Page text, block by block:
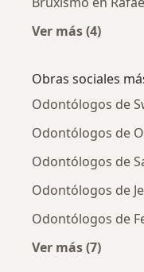
Ver más (4)
Obras sociales
Odontólogos de
Odontólogos de
Odontólogos de
Odontólogos de
Odontólogos de
Ver más (7)